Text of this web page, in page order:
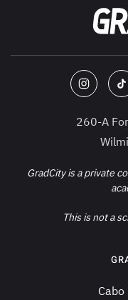
260-A
GradCity is a private
This is not a
Cabo